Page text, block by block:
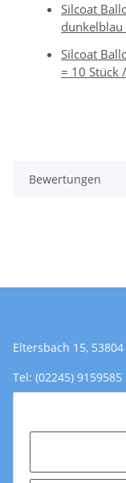
Silcoat
dunkelblau
Silcoat
= 10 Stück /
Bewertungen
Eltersbach 15,
Tel: (02245) 9159585
Email:
Öffnungszeiten